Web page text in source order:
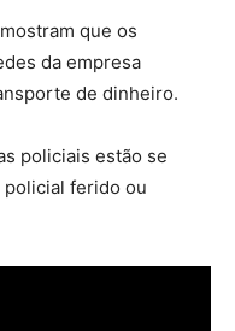
que os
da empresa
de dinheiro.
policiais estão se
policial ferido ou